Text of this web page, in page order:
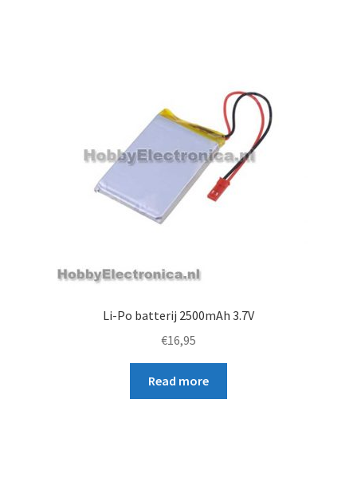
Li-Po batterij 2500mAh 3.7V
€16,95
Read more